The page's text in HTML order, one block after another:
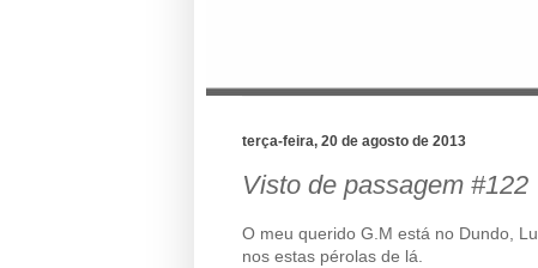
terça-feira, 20 de agosto de 2013
Visto de passagem #122
O meu querido G.M está no Dundo,
nos estas pérolas de lá.